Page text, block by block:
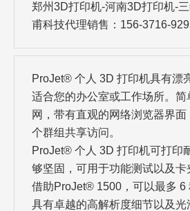
郑州3D打印机-河南3D打印机-
甫科技代理销售：156-3716-
ProJet® 个人 3D 打印机具有漂
适合您的办公室或工作场所。简
网，带有直观的网络浏览器界
个群组共享访问。
ProJet® 个人 3D 打印机可打印
够坚固，可用于功能测试以及卡
借助ProJet® 1500，可以最多 6
具有卓越的高解析度细节以及光